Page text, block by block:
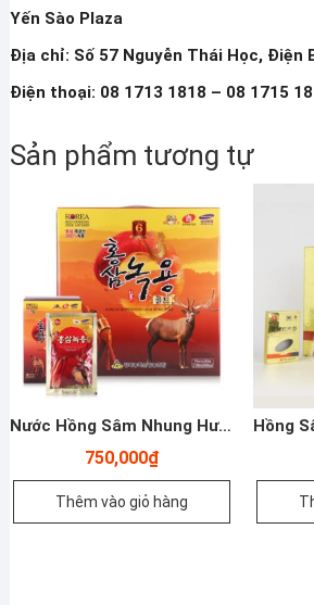
Yến Sào Plaza
Địa chỉ: Số 57 Nguyễn Thái Học, Điện
Điện thoại: 08 1713 1818 – 08 1715
Sản phẩm tương tự
Nước Hồng Sâm Nhung Hươu Gyeongbuk – 70ml X 30 Gói – Yến Sào Plaza
750,000₫
Thêm vào giỏ hàng